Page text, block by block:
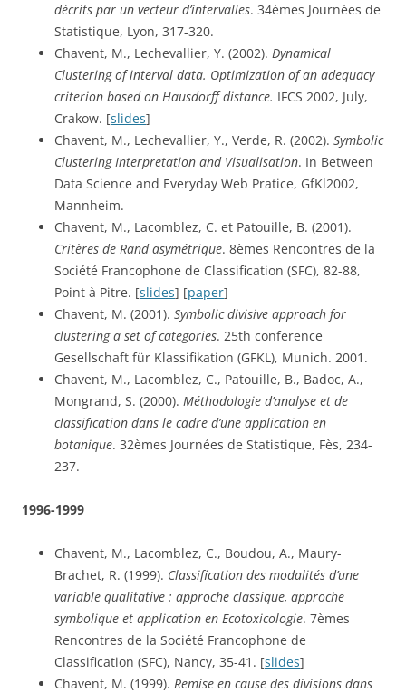
décrits par un vecteur d’intervalles. 34èmes Journées de
Statistique, Lyon, 317-320.
Chavent, M., Lechevallier, Y. (2002). Dynamical
Clustering of interval data. Optimization of an adequacy
criterion based on Hausdorff distance. IFCS 2002, July,
Crakow. [slides]
Chavent, M., Lechevallier, Y., Verde, R. (2002). Symbolic
Clustering Interpretation and Visualisation. In Between
Data Science and Everyday Web Pratice, GfKl2002,
Mannheim.
Critères de Rand asymétrique. 8èmes Rencontres de la
Société Francophone de Classification (SFC), 82-88,
Point à Pitre. [slides] [paper]
Chavent, M. (2001). Symbolic divisive approach for
clustering a set of categories. 25th conference
Gesellschaft für Klassifikation (GFKL), Munich. 2001.
Chavent, M., Lacomblez, C., Patouille, B., Badoc, A.,
Mongrand, S. (2000). Méthodologie d’analyse et de
classification dans le cadre d’une application en
botanique. 32èmes Journées de Statistique, Fès, 234-
237.
1996-1999
Chavent, M., Lacomblez, C., Boudou, A., Maury-
Brachet, R. (1999). Classification des modalités d’une
variable qualitative : approche classique, approche
symbolique et application en Ecotoxicologie. 7èmes
Rencontres de la Société Francophone de
Classification (SFC), Nancy, 35-41. [slides]
Chavent, M. (1999). Remise en cause des divisions dans